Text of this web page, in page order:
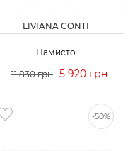
LIVIANA CONTI
Намисто
11 830 грн 5 920 грн
-50%